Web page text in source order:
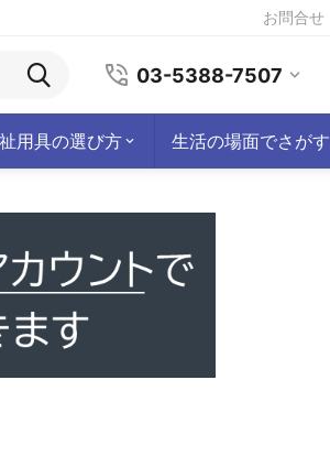
お問合せ
03-5388-7507
用具の選び方 生活の場面でさがす